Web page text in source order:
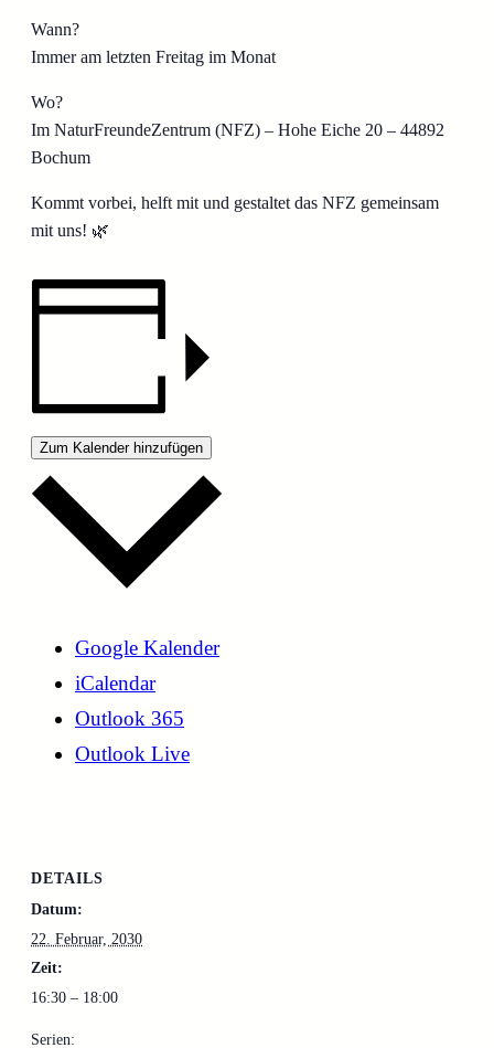
Wann?
Immer am letzten Freitag im Monat
Wo?
Im NaturFreundeZentrum (NFZ) – Hohe Eiche 20 – 44892
Bochum
Kommt vorbei, helft mit und gestaltet das NFZ gemeinsam
mit uns! 🌿
Zum Kalender hinzufügen
Google Kalender
iCalendar
Outlook 365
Outlook Live
DETAILS
Datum:
22. Februar, 2030
Zeit:
16:30 – 18:00
Serien: